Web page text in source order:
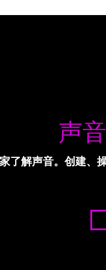
声
了解声音。创建、